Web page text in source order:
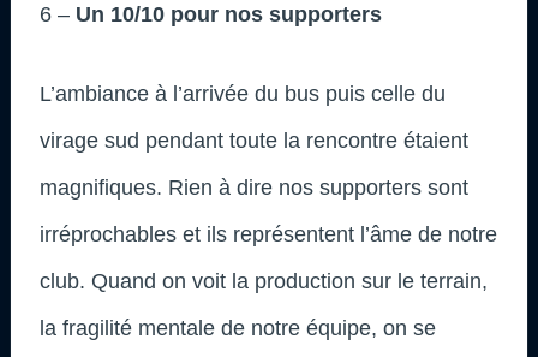
6 – Un 10/10 pour nos supporters
L’ambiance à l’arrivée du bus puis celle du
virage sud pendant toute la rencontre étaient
magnifiques. Rien à dire nos supporters sont
irréprochables et ils représentent l’âme de notre
club. Quand on voit la production sur le terrain,
la fragilité mentale de notre équipe, on se